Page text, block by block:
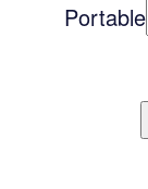
Portable